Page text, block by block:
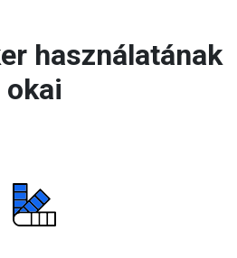
használatának
okai